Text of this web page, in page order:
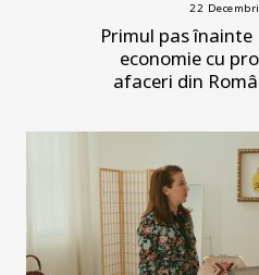
22
Primul pas
economie cu
afaceri din